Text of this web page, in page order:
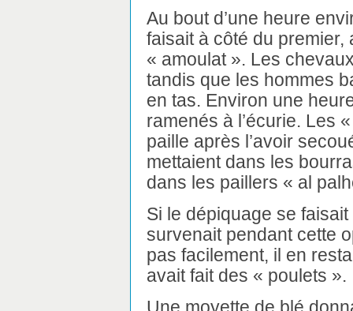
Au bout d’une heure
faisait à côté du
« amoulat ». Les
tandis que les hommes
en tas. Environ une
ramenés à l’écurie. Les
paille après l’avoir
mettaient dans les
dans les paillers « al
Si le dépiquage se
survenait pendant cette
pas facilement, il en
avait fait des « poulets ».